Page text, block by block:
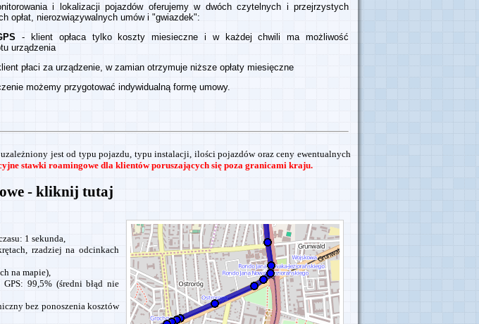
i lokalizacji pojazdów oferujemy w dwóch czytelnych i przejrzystych
opłat, nierozwiązywalnych umów i "gwiazdek":
- klient opłaca tylko koszty miesieczne i w każdej chwili ma możliwość
urządzenia
płaci za urządzenie, w zamian otrzymuje niższe opłaty miesięczne
możemy przygotować indywidualną formę umowy.
jest od typu pojazdu, typu instalacji, ilości pojazdów oraz ceny ewentualnych
stawki roamingowe dla klientów poruszających się poza granicami kraju.
- kliknij tutaj
1 sekunda,
rzadziej na odcinkach
na mapie),
99,5% (średni błąd nie
bez ponoszenia kosztów